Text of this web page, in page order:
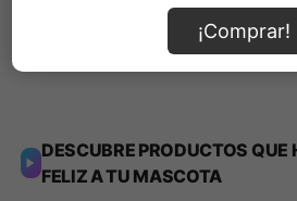
¡Comprar!